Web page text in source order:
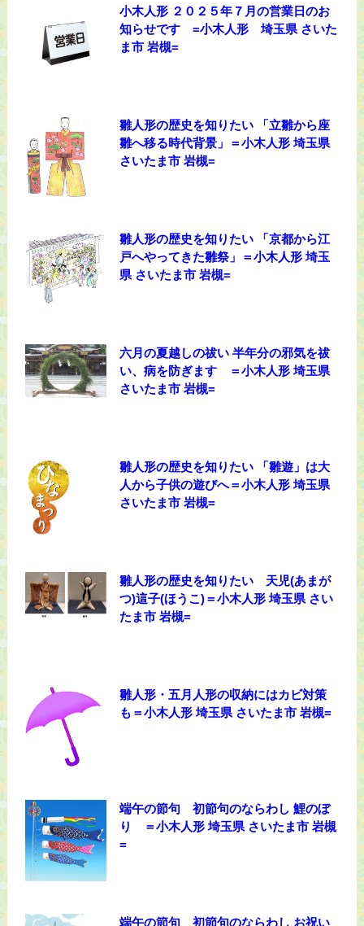
小木人形 ２０２５年７月の営業日のお
知らせです =小木人形 埼玉県 さいた
ま市 岩槻=
雛人形の歴史を知りたい 「立雛から座
雛へ移る時代背景」＝小木人形 埼玉県
さいたま市 岩槻=
雛人形の歴史を知りたい 「京都から江
戸へやってきた雛祭」＝小木人形 埼玉
県 さいたま市 岩槻=
六月の夏越しの祓い 半年分の邪気を祓
い、病を防ぎます ＝小木人形 埼玉県
さいたま市 岩槻=
雛人形の歴史を知りたい 「雛遊」は大
人から子供の遊びへ＝小木人形 埼玉県
さいたま市 岩槻=
雛人形の歴史を知りたい 天児(あまが
つ)這子(ほうこ)＝小木人形 埼玉県 さい
たま市 岩槻=
雛人形・五月人形の収納にはカビ対策
も＝小木人形 埼玉県 さいたま市 岩槻=
端午の節句 初節句のならわし 鯉のぼ
り ＝小木人形 埼玉県 さいたま市 岩槻
=
端午の節句 初節句のならわし お祝い